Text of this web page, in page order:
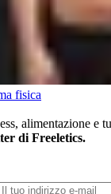
fisica
alimentazione e
di Freeletics.